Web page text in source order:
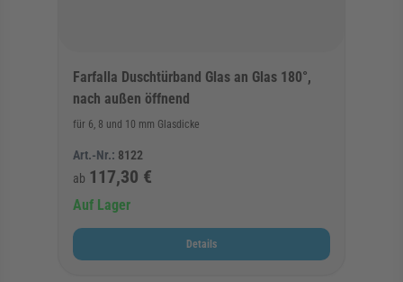
Farfalla Duschtürband Glas an Glas 180°,
nach außen öffnend
für 6, 8 und 10 mm Glasdicke
Art.-Nr.: 8122
ab 117,30 €
Auf Lager
Details